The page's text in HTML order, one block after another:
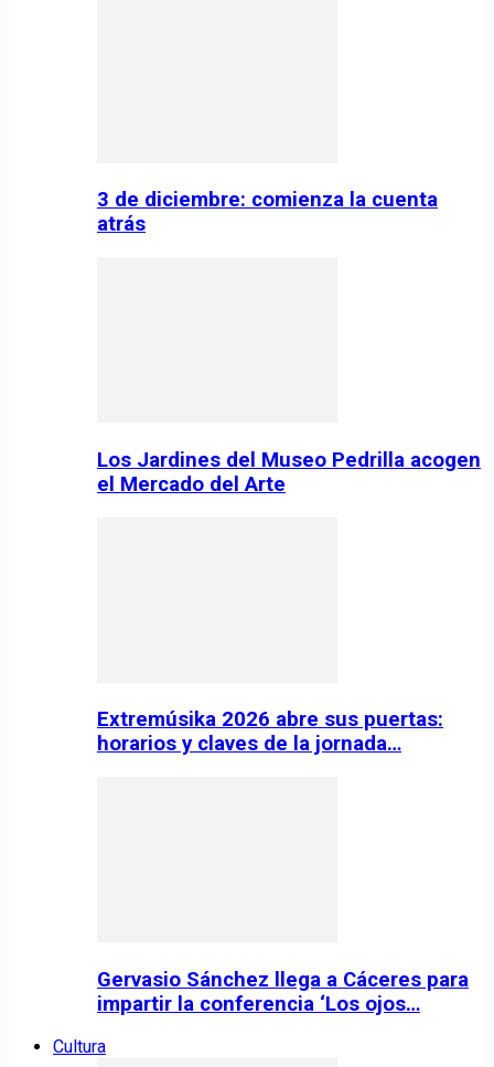
3 de diciembre: comienza la cuenta
atrás
Los Jardines del Museo Pedrilla acogen
el Mercado del Arte
Extremúsika 2026 abre sus puertas:
horarios y claves de la jornada…
Gervasio Sánchez llega a Cáceres para
impartir la conferencia ‘Los ojos…
Cultura